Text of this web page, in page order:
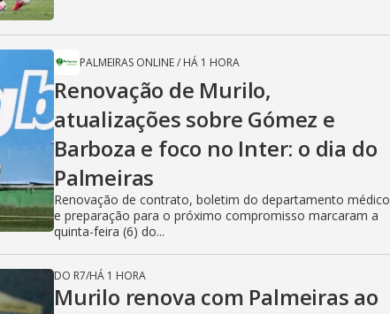
PALMEIRAS ONLINE/ HÁ 1 HORA
Renovação de Murilo,
atualizações sobre Gómez e
Barboza e foco no Inter: o dia do
Palmeiras
Renovação de contrato, boletim do departamento médico
e preparação para o próximo compromisso marcaram a
quinta-feira (6) do...
DO R7/HÁ 1 HORA
Murilo renova com Palmeiras ao